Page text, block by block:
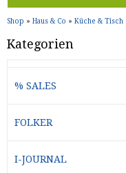
Shop » Haus & Co » Küche & Tisch
Kategorien
% SALES
FOLKER
I-JOURNAL